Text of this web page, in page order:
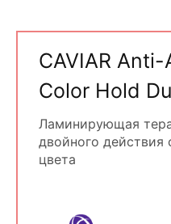
CAVIAR
Color Hold
Ламинирующая
двойного
цвета